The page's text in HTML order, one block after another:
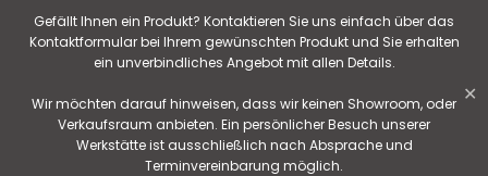
Gefällt Ihnen ein Produkt? Kontaktieren Sie uns einfach über das
Kontaktformular bei Ihrem gewünschten Produkt und Sie erhalten
ein unverbindliches Angebot mit allen Details.
Wir möchten darauf hinweisen, dass wir keinen Showroom, oder
Verkaufsraum anbieten. Ein persönlicher Besuch unserer
Werkstätte ist ausschließlich nach Absprache und
Terminvereinbarung möglich.
✕